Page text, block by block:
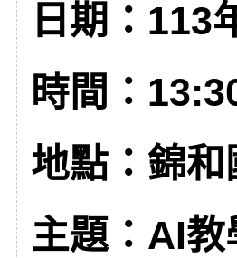
日期：113
時間：
地點：錦和
主題：AI教